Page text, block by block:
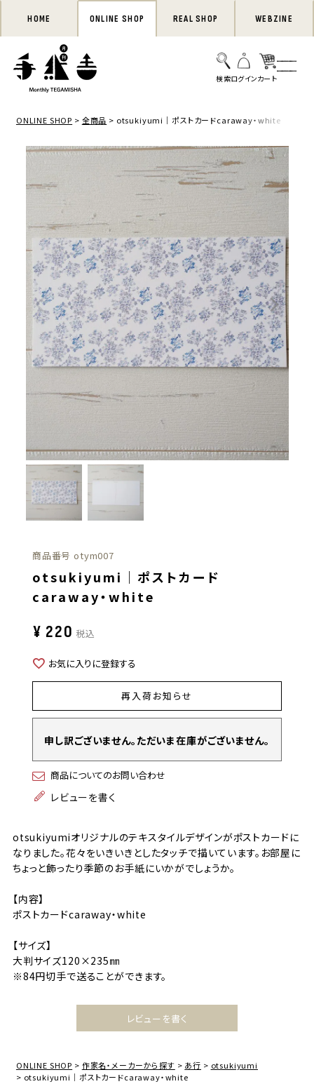
HOME ONLINE SHOP REAL SHOP WEBZINE
ONLINE SHOP 全商品 otsukiyumi｜ポストカードcaraway・white
商品番号 otym007
otsukiyumi｜ポストカード
caraway・white
¥ 220 税込
お気に入りに登録する
再入荷お知らせ
申し訳ございません。ただいま在庫がございません。
商品についてのお問い合わせ
レビューを書く
otsukiyumiオリジナルのテキスタイルデザインがポストカードに
なりました。花々をいきいきとしたタッチで描いています。お部屋に
ちょっと飾ったり季節のお手紙にいかがでしょうか。
【内容】
ポストカードcaraway・white
【サイズ】
大判サイズ120×235㎜
※84円切手で送ることができます。
レビューを書く
ONLINE SHOP 作家名・メーカーから探す あ行
otsukiyumi
otsukiyumi｜ポストカードcaraway・white